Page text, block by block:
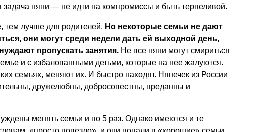
задача няни — не идти на компромиссы и быть терпеливой.
лучше для родителей. Но некоторые семьи не дают
они могут среди недели дать ей выходной день,
пропускать занятия. Не все няни могут смириться
и с избалованными детьми, которые на нее жалуются.
семьях, меняют их. И быстро находят. Нянечек из России
дружелюбны, добросовестны, преданны и
менять семьи и по 5 раз. Однако имеются и те